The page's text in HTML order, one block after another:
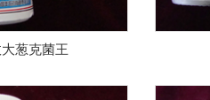
葱克菌王